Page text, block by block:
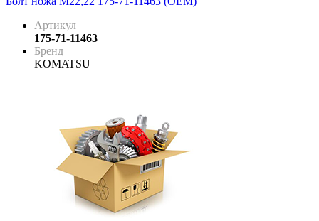
Артикул
175-71-11463
Бренд
KOMATSU